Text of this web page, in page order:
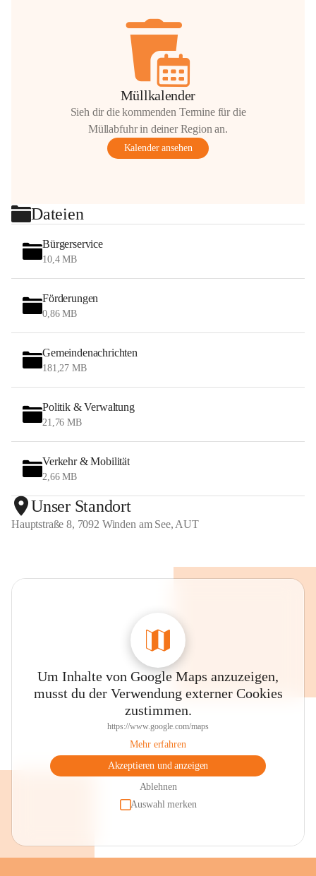
Müllkalender
Sieh dir die kommenden Termine für die
Müllabfuhr in deiner Region an.
Kalender ansehen
Dateien
Bürgerservice
10,4 MB
Förderungen
0,86 MB
Gemeindenachrichten
181,27 MB
Politik & Verwaltung
21,76 MB
Verkehr & Mobilität
2,66 MB
Unser Standort
Hauptstraße 8, 7092 Winden am See, AUT
Um Inhalte von Google Maps anzuzeigen,
musst du der Verwendung externer Cookies
zustimmen.
https://www.google.com/maps
Mehr erfahren
Akzeptieren und anzeigen
Ablehnen
Auswahl merken